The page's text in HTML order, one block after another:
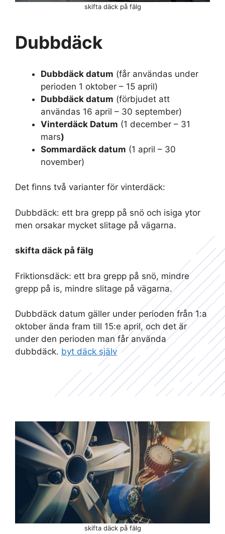
skifta däck på fälg
Dubbdäck
Dubbdäck datum (får användas under
perioden 1 oktober – 15 april)
Dubbdäck datum (förbjudet att
användas 16 april – 30 september)
Vinterdäck Datum (1 december – 31
mars)
Sommardäck datum (1 april – 30
november)
Det finns två varianter för vinterdäck:
Dubbdäck: ett bra grepp på snö och isiga ytor
men orsakar mycket slitage på vägarna.
skifta däck på fälg
Friktionsdäck: ett bra grepp på snö, mindre
grepp på is, mindre slitage på vägarna.
Dubbdäck datum gäller under perioden från 1:a
oktober ända fram till 15:e april, och det är
under den perioden man får använda
dubbdäck. byt däck själv
skifta däck på fälg